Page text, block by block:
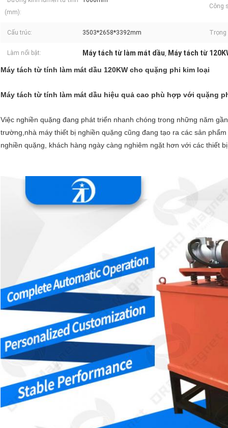
(mm):
Công
Cấu trúc: 3503*2658*3392mm
Làm nổi bật: Máy tách từ làm mát dầu, Máy tách từ
Máy tách từ tính làm mát dầu 120KW cho quặng phi kim loại
Máy tách từ tính làm mát dầu hiệu quả cao phù hợp với quặng
Việc nghiền quặng đang phát triển nhanh chóng trong những năm
trường,nhà máy thiết bị nghiền quặng cũng đang tạo ra các sản
nghiền quặng, khách hàng ngày càng nghiêm ngặt hơn với các thiết